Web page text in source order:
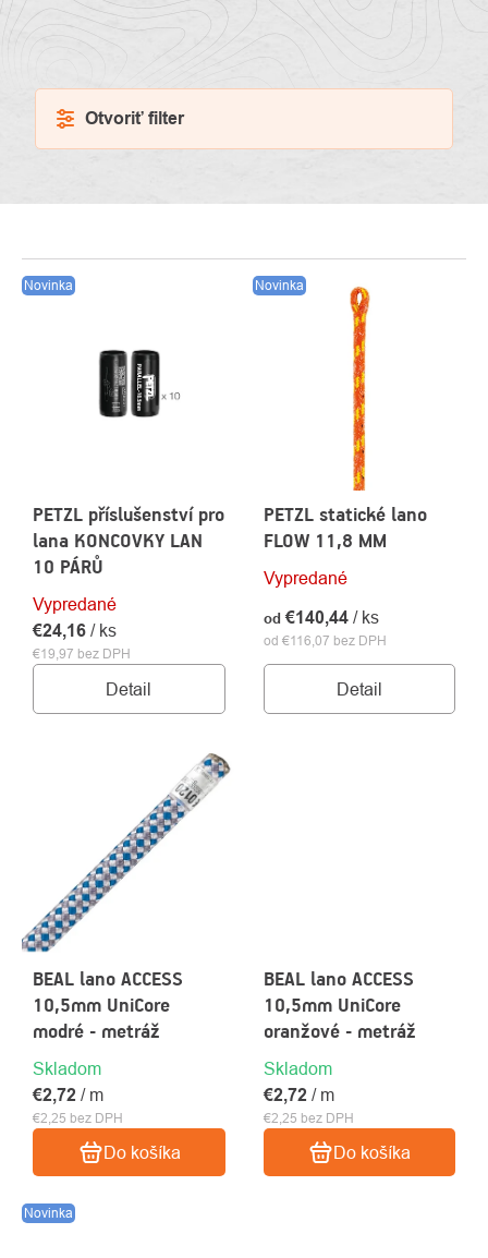
Otvoriť filter
VÝPIS
Novinka
PETZL příslušenství pro
lana KONCOVKY LAN
10 PÁRŮ
Vypredané
€19,97 bez DPH
€24,16 / ks
Detail
Novinka
PETZL statické lano
FLOW 11,8 MM
Vypredané
od €116,07 bez DPH
od €140,44 / ks
Detail
BEAL lano ACCESS
10,5mm UniCore
modré - metráž
Skladom
€2,25 bez DPH
€2,72 / m
Do košíka
BEAL lano ACCESS
10,5mm UniCore
oranžové - metráž
Skladom
€2,25 bez DPH
€2,72 / m
Do košíka
Novinka